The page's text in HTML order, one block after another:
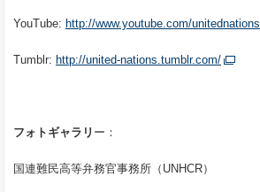
YouTube: http://www.youtube.com/unitednations
Tumblr: http://united-nations.tumblr.com/
フォトギャラリ ー：
国連難民高等弁務官事務所（UNHCR）